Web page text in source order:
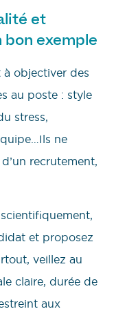
et
exemple
à objectiver des
au poste : style
stress,
ne
recrutement,
et proposez
veillez au
claire, durée de
aux